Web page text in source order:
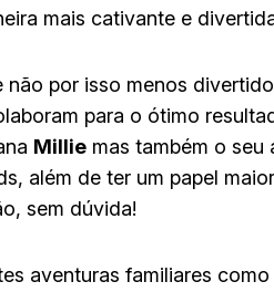
mais cativante e
não por isso menos
para o ótimo
Millie mas também o seu
além de ter um papel
sem dúvida!
aventuras familiares como